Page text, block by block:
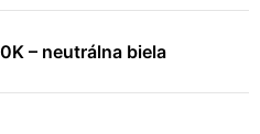
– neutrálna biela